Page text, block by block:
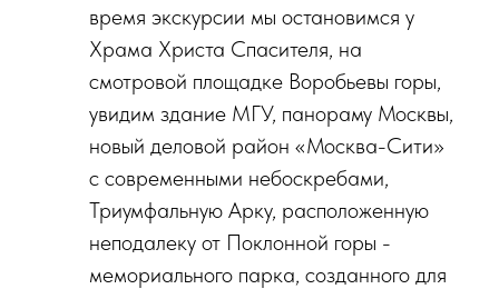
время экскурсии мы остановимся у
Храма Христа Спасителя, на
смотровой площадке Воробьевы горы,
увидим здание МГУ, панораму Москвы,
новый деловой район «Москва-Сити»
с современными небоскребами,
Триумфальную Арку, расположенную
неподалеку от Поклонной горы -
мемориального парка, созданного для